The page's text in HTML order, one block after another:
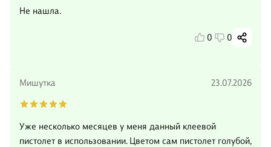
Не нашла.
0 0
Мишутка 23.07.2026
Уже несколько месяцев у меня данный клеевой
пистолет в использовании. Цветом сам пистолет голубой,